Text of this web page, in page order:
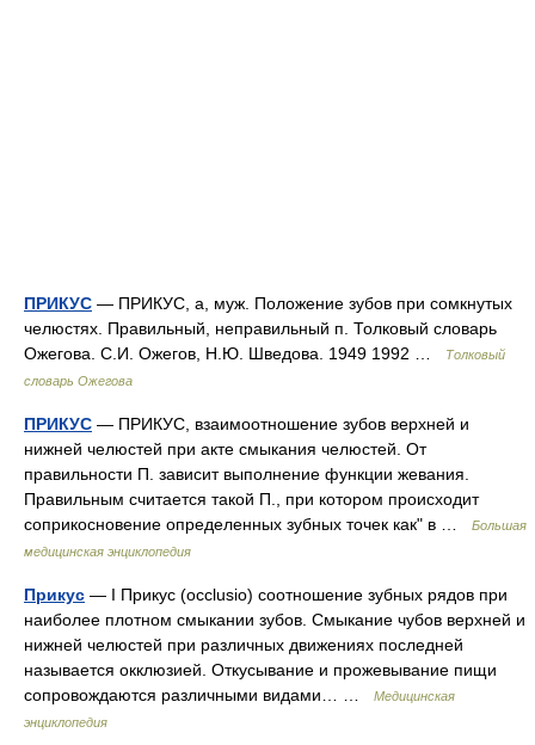
ПРИКУС — ПРИКУС, а, муж. Положение зубов при сомкнутых
челюстях. Правильный, неправильный п. Толковый словарь
Ожегова. С.И. Ожегов, Н.Ю. Шведова. 1949 1992 …
Толковый
словарь Ожегова
ПРИКУС — ПРИКУС, взаимоотношение зубов верхней и
нижней челюстей при акте смыкания челюстей. От
правильности П. зависит выполнение функции жевания.
Правильным считается такой П., при котором происходит
соприкосновение определенных зубных точек как" в …
Большая
медицинская энциклопедия
Прикус — I Прикус (occlusio) соотношение зубных рядов при
наиболее плотном смыкании зубов. Смыкание чубов верхней и
нижней челюстей при различных движениях последней
называется окклюзией. Откусывание и прожевывание пищи
сопровождаются различными видами… …
Медицинская
энциклопедия